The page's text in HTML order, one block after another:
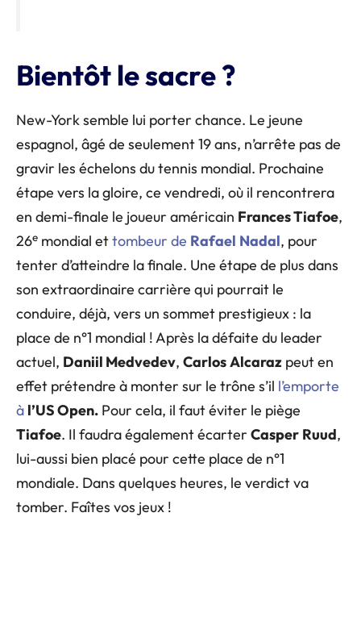
Bientôt le sacre ?
New-York semble lui porter chance. Le jeune
espagnol, âgé de seulement 19 ans, n’arrête pas de
gravir les échelons du tennis mondial. Prochaine
étape vers la gloire, ce vendredi, où il rencontrera
en demi-finale le joueur américain Frances Tiafoe,
26e mondial ettombeur de Rafael Nadal, pour
tenter d’atteindre la finale. Une étape de plus dans
son extraordinaire carrière qui pourrait le
conduire, déjà, vers un sommet prestigieux : la
place de n°1 mondial ! Après la défaite du leader
actuel, Daniil Medvedev, CarlosAlcaraz peut en
effet prétendre à monter sur le trône s’il l’emporte
à l’US Open. Pour cela, il faut éviter le piège
Tiafoe. Il faudra également écarter Casper Ruud,
lui-aussi bien placé pour cette place de n°1
mondiale. Dans quelques heures, le verdict va
tomber. Faîtes vos jeux !